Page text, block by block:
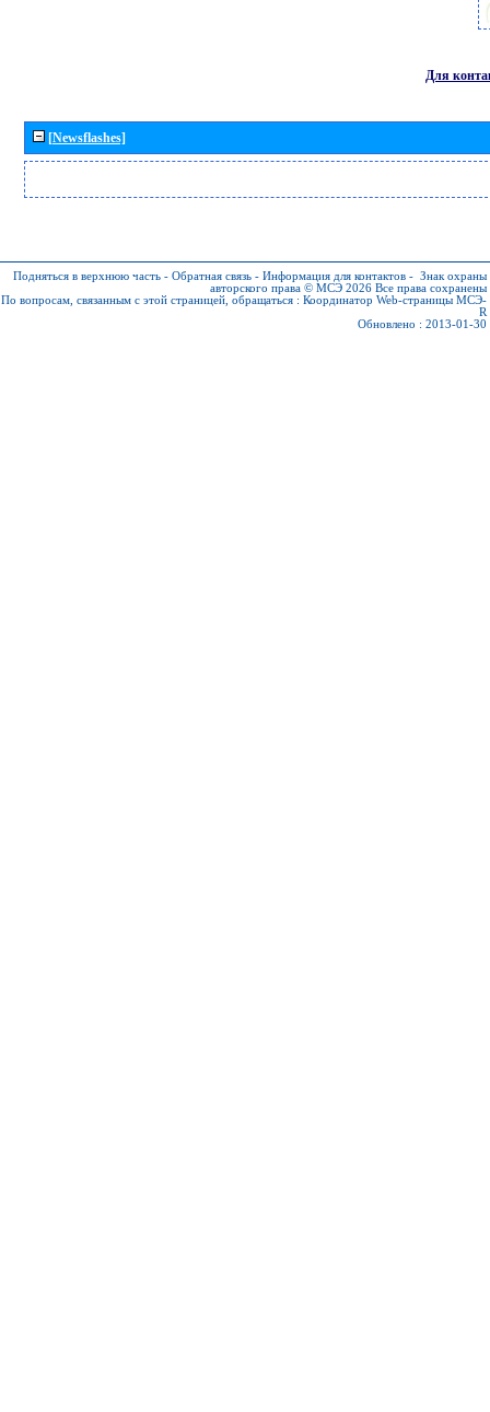
Для
[Newsflashes]
Подняться в верхнюю часть - Обратная связь - Информация для контактов - Знак охраны
авторского права © МСЭ 2026 Все права сохранены
По вопросам, связанным с этой страницей, обращаться : Координатор Web-страницы МСЭ-
R
Обновлено : 2013-01-30